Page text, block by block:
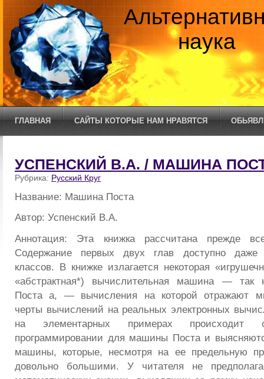
наука
ГЛАВНАЯ САЙТЫ КОТОРЫЕ НАМ НРАВЯТСЯ
УСПЕНСКИЙ В.А. / МАШИНА
Рубрика: Русский Круг
Название: Машина Поста
Автор: Успенский В.А.
Аннотация: Эта книжка рассчитана прежде
Содержание первых двух глав доступно
классов. В книжке излагается некоторая
«абстрактная*) вычислительная машина — так
Поста а, — вычисления на которой отражают
черты вычислений на реальных электронных
на элементарных примерах происходит
программировании для машины Поста и
машины, которые, несмотря на ее предельную
довольно большими. У читателя не